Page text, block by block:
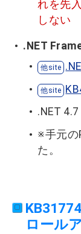
れを先
しない
.NET
.NET
※手元の
た。
ロール